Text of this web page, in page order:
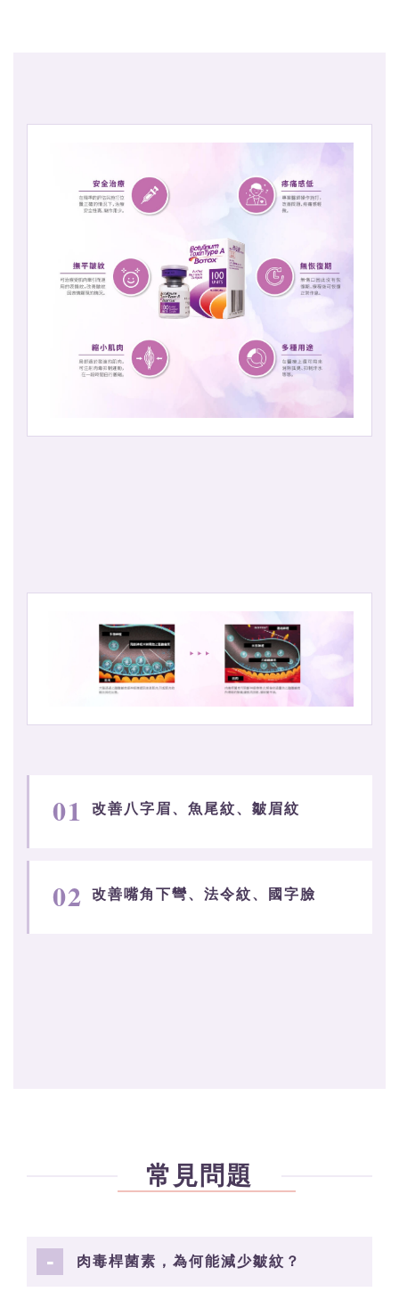
01 改善八字眉、魚尾紋、皺眉紋
02 改善嘴角下彎、法令紋、國字臉
常見問題
肉毒桿菌素，為何能減少皺紋？